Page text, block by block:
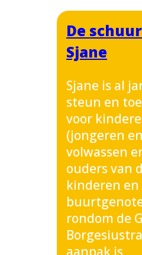
De
Sjane
Sjane is al
steun en
voor
(jongeren
volwassen
ouders van
kinderen en
rondom de
aanpak is